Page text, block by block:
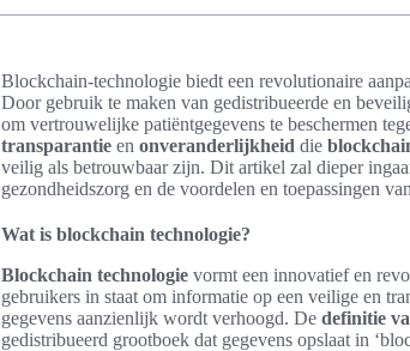
Blockchain-technologie biedt een revolutionaire
Door gebruik te maken van gedistribueerde en
om vertrouwelijke patiëntgegevens te beschermen
transparantie en onveranderlijkheid die
veilig als betrouwbaar zijn. Dit artikel zal dieper
gezondheidszorg en de voordelen en toepassingen
Wat is blockchain technologie?
Blockchain technologie vormt een innovatief en
gebruikers in staat om informatie op een veilige en
gegevens aanzienlijk wordt verhoogd. De definitie
gedistribueerd grootboek dat gegevens opslaat in